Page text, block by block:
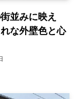
並みに映え
な外壁色と心